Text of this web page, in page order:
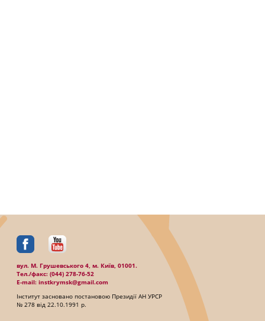
вул. М. Грушевського 4, м. Київ, 01001.
Тел./факc: (044) 278-76-52
E-mail: instkrymsk@gmail.com
Інститут засновано постановою Президії АН УРСР
№ 278 від 22.10.1991 р.